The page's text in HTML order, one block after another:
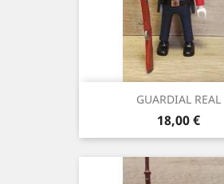
GUARDIAL REAL
Precio
18,00 €